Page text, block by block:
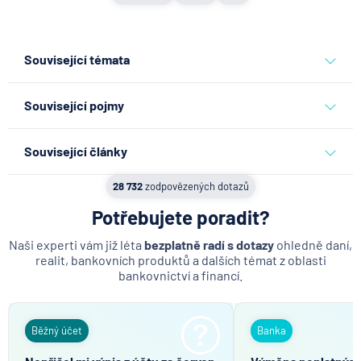
Související témata
Související pojmy
Účetní zůstatek na běžném účtu
Transakce
Podílový fond
Podpisové právo
Platební terminál
Související články
Jak propojit firemní karty s
účetnictvím a omezit
administrativu
4.8.2026 Běžný účet
challenge u prop firem a
získat funding
28 732zodpovězených dotazů
Potřebujete poradit?
Naši experti vám již léta bezplatně radí s dotazy ohledně daní,
realit, bankovních produktů a dalších témat z oblasti
bankovnictví a financí.
Běžný účet Banka